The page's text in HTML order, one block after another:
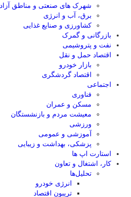
شهرک های صنعتی و مناطق آزاد
برق، آب و انرژی
کشاورزی و صنایع غذایی
بازرگانی و گمرک
نفت و پتروشیمی
اقتصاد حمل و نقل
بازار خودرو
اقتصاد گردشگری
اجتماعی
فناوری
مسکن و عمران
معیشت مردم و بازنشستگان
ورزشی
آموزشی و عمومی
پزشکی، بهداشت و زیبایی
استارت اپ ها
کار، اشتغال و تعاون
تحلیل‌ها
انرژی خودرو
تریبون اقتصاد